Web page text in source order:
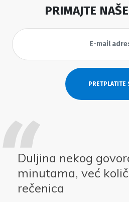
PRIMAJTE
Duljina nekog
minutama, već
rečenica